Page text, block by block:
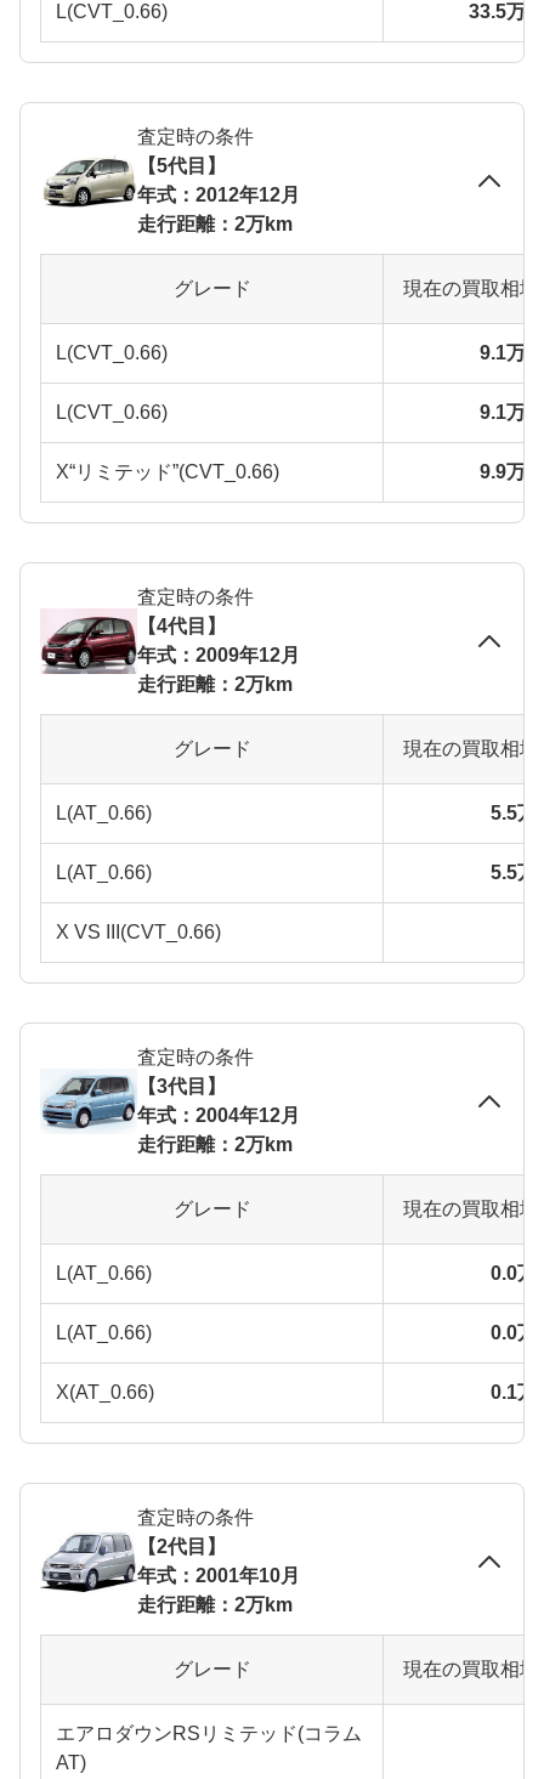
L(CVT_0.66) 33.5万
査定時の条件
【5代目】
年式：2012年12月
走行距離：2万km
グレード 現在の買取相
L(CVT_0.66) 9.1万
L(CVT_0.66) 9.1万
X“リミテッド”(CVT_0.66) 9.9万
査定時の条件
【4代目】
年式：2009年12月
走行距離：2万km
グレード 現在の買取相
L(AT_0.66) 5.5万
L(AT_0.66) 5.5万
X VS III(CVT_0.66)
査定時の条件
【3代目】
年式：2004年12月
走行距離：2万km
グレード 現在の買取相
L(AT_0.66) 0.0万
L(AT_0.66) 0.0万
X(AT_0.66) 0.1万
査定時の条件
【2代目】
年式：2001年10月
走行距離：2万km
グレード 現在の買取相
エアロダウンRSリミテッド(コラム
AT)